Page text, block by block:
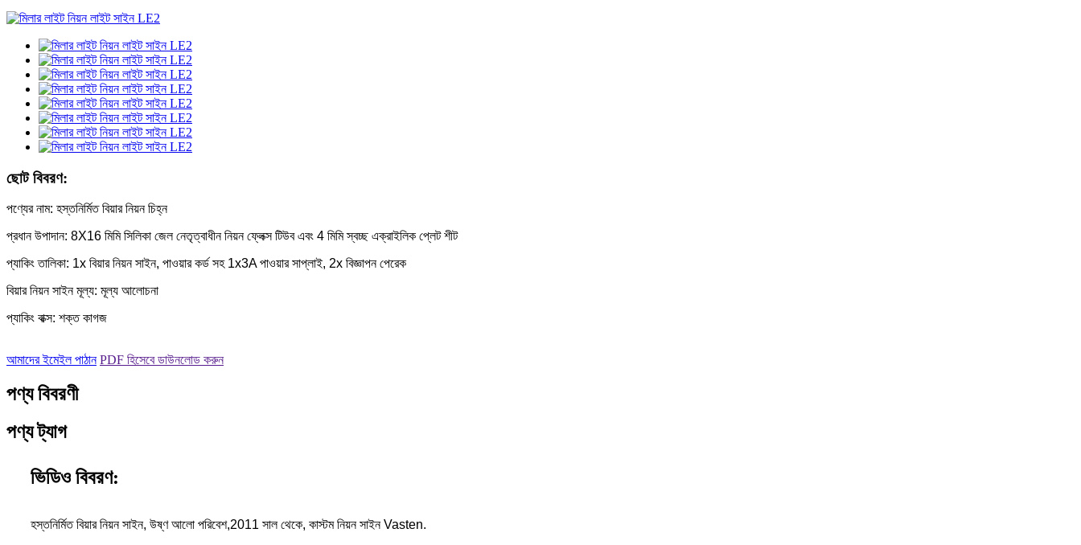
ছোট বিবরণ:
পণ্যের নাম: হস্তনির্মিত বিয়ার নিয়ন চিহ্ন
প্রধান উপাদান: 8X16 মিমি সিলিকা জেল নেতৃত্বাধীন নিয়ন ফ্লেক্স টিউব এবং 4 মিমি স্বচ্ছ এক্রাইলিক প্লেট শীট
প্যাকিং তালিকা: 1x বিয়ার নিয়ন সাইন, পাওয়ার কর্ড সহ 1x3A পাওয়ার সাপ্লাই, 2x বিজ্ঞাপন পেরেক
বিয়ার নিয়ন সাইন মূল্য: মূল্য আলোচনা
প্যাকিং বাক্স: শক্ত কাগজ
আমাদের ইমেইল পাঠান PDF হিসেবে ডাউনলোড করুন
পণ্য বিবরণী
পণ্য ট্যাগ
ভিডিও বিবরণ:
হস্তনির্মিত বিয়ার নিয়ন সাইন, উষ্ণ আলো পরিবেশ,2011 সাল থেকে, কাস্টম নিয়ন সাইন Vasten.